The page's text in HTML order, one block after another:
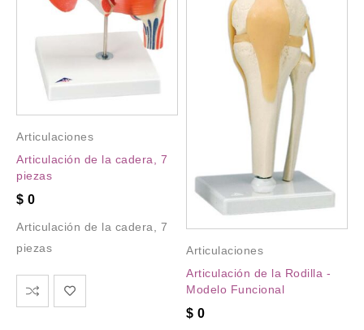
Articulaciones
Articulación de la cadera, 7
piezas
$ 0
Articulación de la cadera, 7
piezas
Articulaciones
Articulación de la Rodilla -
Modelo Funcional
$ 0